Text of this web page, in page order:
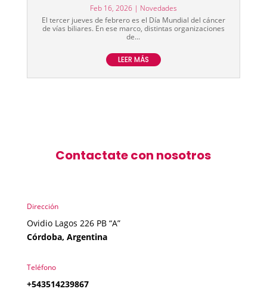
Feb 16, 2026| Novedades
El tercer jueves de febrero es el Día Mundial del cáncer
de vías biliares. En ese marco, distintas organizaciones
de...
LEER MÁS
Contactate con nosotros
Dirección
Ovidio Lagos 226 PB “A”
Córdoba, Argentina
Teléfono
+543514239867